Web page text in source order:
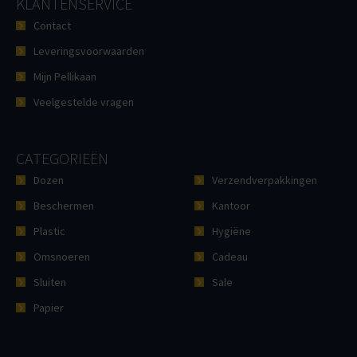
Contact
Leveringsvoorwaarden
Mijn Pellikaan
Veelgestelde vragen
CATEGORIEËN
Dozen
Beschermen
Plastic
Omsnoeren
Sluiten
Papier
Verzendverpakkingen
Kantoor
Hygiëne
Cadeau
Sale